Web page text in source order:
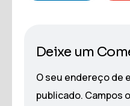
Deixe um
O seu endereço de
publicado. Campos